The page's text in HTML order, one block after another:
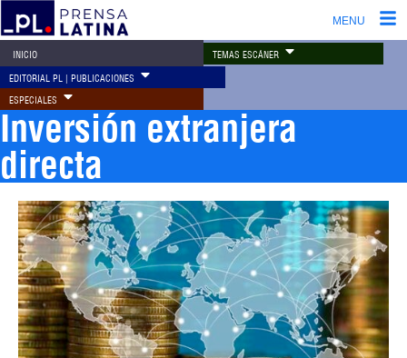
MENU
INICIO TEMAS ESCÁNER
EDITORIAL PL | PUBLICACIONES
ESPECIALES
Inversión extranjera
directa